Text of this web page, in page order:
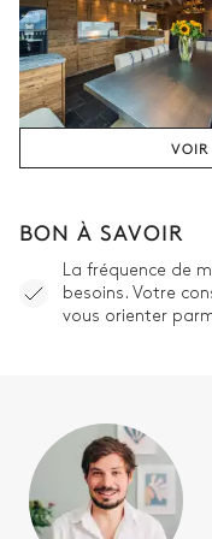
Chambre 4
Balcon
Chambres 3 &
Partagée
Douche à l'italienne
Vasque simple
Buanderie
VOIR
BON À SAVOIR
La fréquence de
besoins. Votre
vous orienter